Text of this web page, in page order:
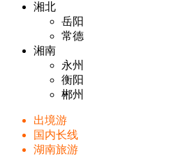
湘北
岳阳
常德
湘南
永州
衡阳
郴州
出境游
国内长线
湖南旅游